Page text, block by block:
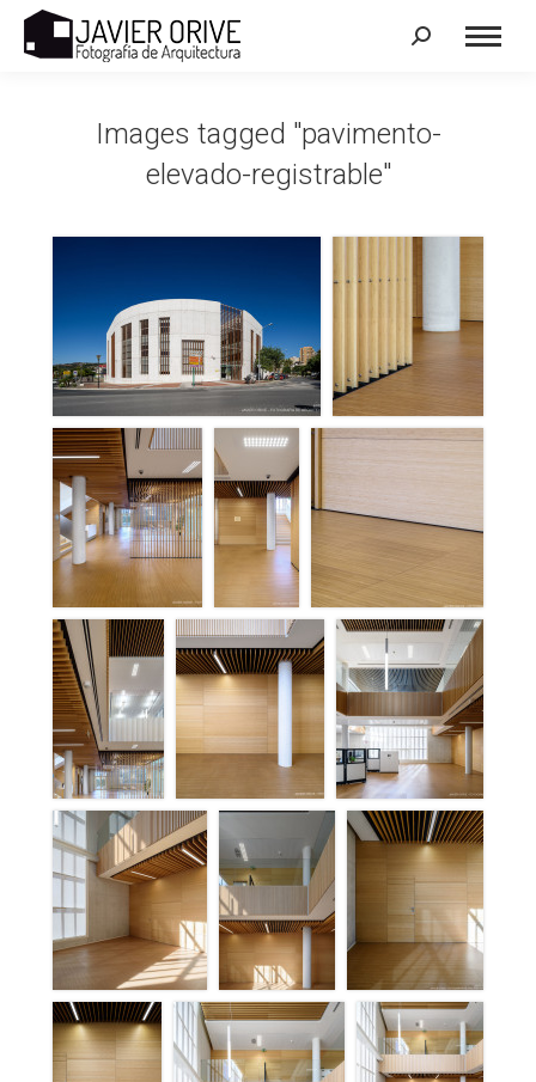
Search:
Images tagged "pavimento-
elevado-registrable"